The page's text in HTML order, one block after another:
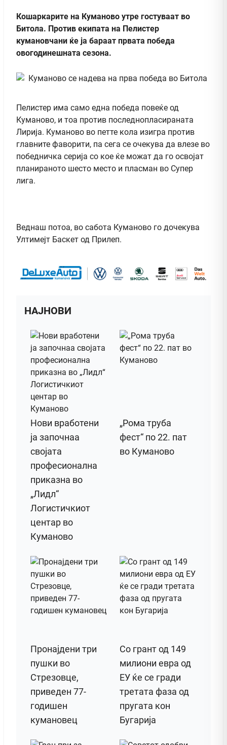
Кошаркарите на Куманово утре гостуваат во
Битола. Против екипата на Пелистер
кумановчани ќе ја бараат првата победа
овогодинешната сезона.
Пелистер има само една победа повеќе од
Куманово, и тоа против последнопласираната
Лирија. Куманово во петте кола изигра против
главните фаворити, па сега се очекува да влезе во
победничка серија со кое ќе можат да го освојат
планираното шесто место и пласман во Супер
лига.
Веднаш потоа, во сабота Куманово го дочекува
Ултимејт Баскет од Прилеп.
НАЈНОВИ
Нови вработени
ја започнаа
својата
професионална
приказна во
„Лидл“
Логистичкиот
центар во
Куманово
„Рома труба
фест“ по 22. пат
во Куманово
Пронајдени три
пушки во
Стрезовце,
приведен 77-
годишен
кумановец
Со грант од 149
милиони евра од
ЕУ ќе се гради
третата фаза од
пругата кон
Бугарија